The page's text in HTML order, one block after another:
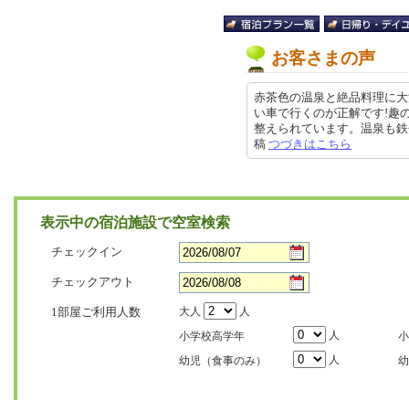
お客さまの声
赤茶色の温泉と絶品料理に
い車で行くのが正解です!趣
整えられています。温泉も
稿 つづきはこちら
表示中の宿泊施設で空室検索
チェックイン
チェックアウト
1部屋ご利用人数 大人
人
小学校高学年
人
幼児（食事のみ）
人